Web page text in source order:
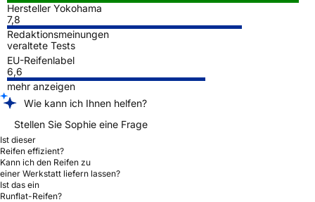
Hersteller Yokohama
7,8
Redaktionsmeinungen
veraltete Tests
EU-Reifenlabel
6,6
mehr anzeigen
Wie kann ich Ihnen helfen?
Stellen Sie Sophie eine Frage
Ist dieser
Reifen effizient?
Kann ich den Reifen zu
einer Werkstatt liefern lassen?
Ist das ein
Runflat-Reifen?